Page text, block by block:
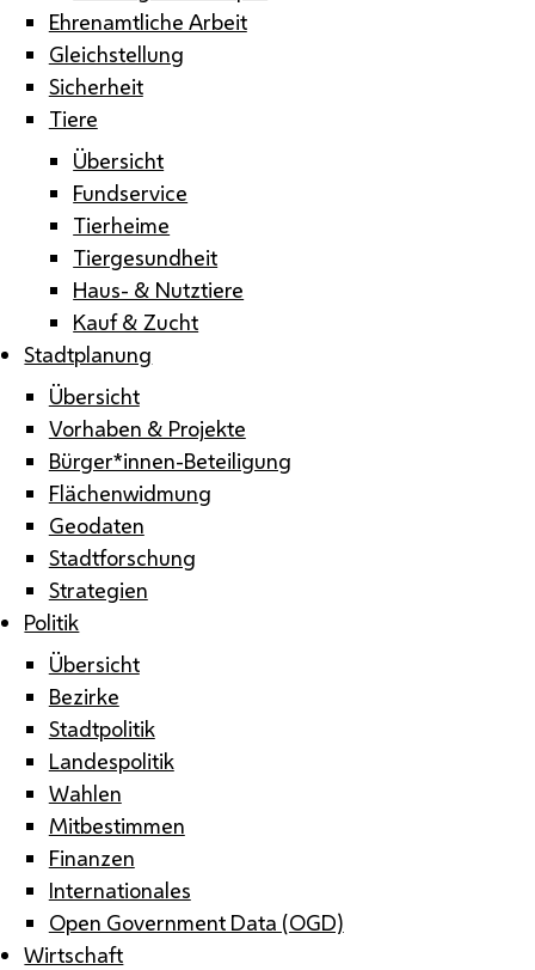
Ehrenamtliche Arbeit
Gleichstellung
Sicherheit
Tiere
Übersicht
Fundservice
Tierheime
Tiergesundheit
Haus- & Nutztiere
Kauf & Zucht
Stadtplanung
Übersicht
Vorhaben & Projekte
Bürger*innen-Beteiligung
Flächenwidmung
Geodaten
Stadtforschung
Strategien
Politik
Übersicht
Bezirke
Stadtpolitik
Landespolitik
Wahlen
Mitbestimmen
Finanzen
Internationales
Open Government Data (OGD)
Wirtschaft